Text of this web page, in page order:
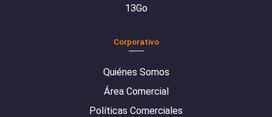
13Go
Corporativo
Quiénes Somos
Área Comercial
Políticas Comerciales